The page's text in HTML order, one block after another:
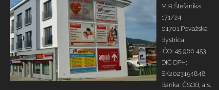
M.R.Štefánika
171/24
01701 Považská
Bystrica
IČO: 45 960 453
DIČ DPH:
SK2023154848
Banka: ČSOB, a.s.,